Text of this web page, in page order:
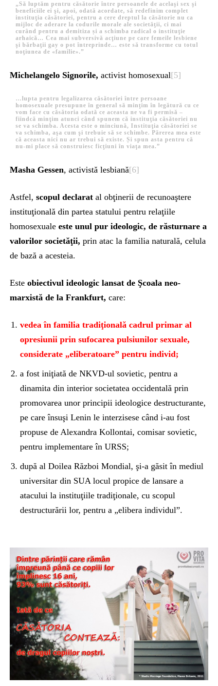
„Să luptăm pentru căsătorie între persoanele de acelaşi sex şi
beneficiile ei şi, apoi, odată acordate, să redefinim complet
instituţia căsătoriei,pentru a cere dreptul la căsătorie nu ca
mijloc de aderare la codurile morale ale societăţii, ci mai
curândpentru a demitiza și a schimba radical o instituţie
arhaică…Cea mai subversivă acţiune pe care femeile lesbiene
şi bărbaţii gay o pot întreprinde… este să transforme cu totul
noţiunea de «familie».”
Michelangelo Signorile, activist homosexual[5]
…lupta pentru legalizarea căsătoriei între persoane
homosexuale presupune în general să minţim în legătură cu ce
vom face cu căsătoria odată ce aceasta ne va fi permisă –
fiindcă minţim atunci când spunem că instituţia căsătoriei nu
se va schimba. Acesta este o minciună, Instituţiacăsătoriei se
va schimba, aşa cum şi trebuie să se schimbe. Părerea mea este
că aceasta nici nu ar trebui să existe. Șispun asta pentru că
nu-mi place să construiesc ficţiuni în viaţa mea.”
Masha Gessen, activistă lesbiană[6]
Astfel, scopul declarat al obţinerii de recunoaştere
instituţională din partea statului pentru relaţiile
homosexuale este unul pur ideologic, de răsturnare a
valorilor societăţii, prin atac la familia naturală, celula
de bază a acesteia.
Este obiectivul ideologic lansat de Şcoala neo-
marxistă de la Frankfurt, care:
vedea în familia tradiţională cadrul primar al
opresiunii prin sufocarea pulsiunilor sexuale,
considerate „eliberatoare” pentru individ;
a fost iniţiată de NKVD-ul sovietic, pentru a
dinamita din interior societatea occidentală prin
promovarea unor principii ideologice destructurante,
pe care însuşi Lenin le interzisese când i-au fost
propuse de Alexandra Kollontai, comisar sovietic,
pentru implementare în URSS;
după al Doilea Război Mondial, şi-a găsit în mediul
universitar din SUA locul propice de lansare a
atacului la instituţiile tradiţionale, cu scopul
destructurării lor, pentru a „elibera individul”.